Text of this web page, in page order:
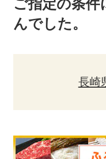
ご指定の条
んでした。
長崎